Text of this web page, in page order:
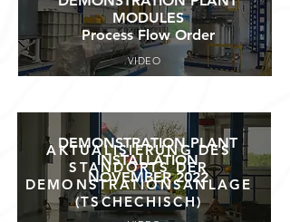
MODULES
Process Flow Order
VIDEO
DEMONSTRATION PLANT
INSTALLATION
NOVEMBER 2022
AKTUALISIERUNG DES
STANDORTS DER
DEMONSTRATIONSANLAGE
(TSCHECHISCH)